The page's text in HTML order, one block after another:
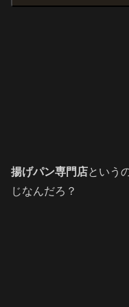
揚げパン専門店という
じなんだろ？